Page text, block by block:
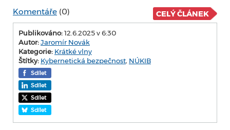
Komentáře (0) CELÝ ČLÁNEK
Publikováno:12.6.2025 v 6:30
Autor:Jaromír Novák
Kategorie: Krátké vlny
Štítky: Kybernetická bezpečnost, NÚKIB
Sdílet
Sdílet
Sdílet
Sdílet